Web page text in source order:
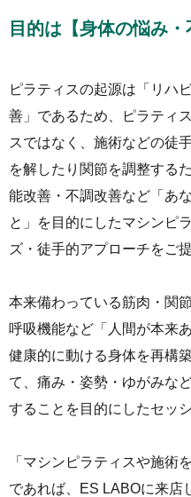
目的は【身体の悩み
ピラティスの起源は「リハ
善」であるため、ピラティ
スではなく、施術などの徒
を解したり関節を調整する
能改善・不調改善など「あ
と」を目的にしたマシンピ
ズ・徒手的アプローチをご
本来備わっている筋肉・関
呼吸機能など「人間が本来
健康的に動ける身体を再構
て、痛み・姿勢・ゆがみな
することを目的にしたセッ
「マシンピラティスや施術
であれば、ES LABOに来店